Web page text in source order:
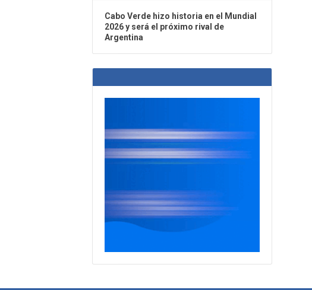
Cabo Verde hizo historia en el Mundial
2026 y será el próximo rival de
Argentina